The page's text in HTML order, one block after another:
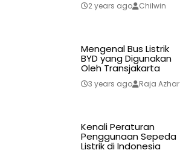
2 years ago Chilwin
Mengenal Bus Listrik
BYD yang Digunakan
Oleh Transjakarta
3 years ago Raja Azhar
Kenali Peraturan
Penggunaan Sepeda
Listrik di Indonesia